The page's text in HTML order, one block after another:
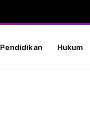
Pendidikan Hukum